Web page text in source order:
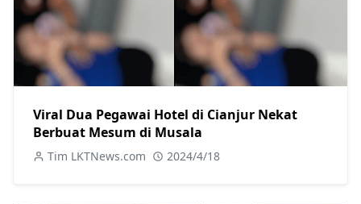
Viral Dua Pegawai Hotel di Cianjur Nekat
Berbuat Mesum di Musala
Tim LKTNews.com 2024/4/18